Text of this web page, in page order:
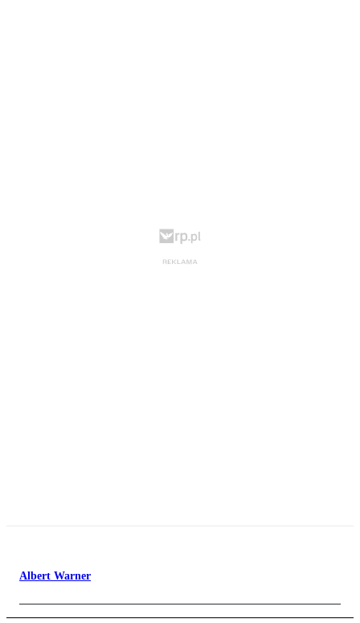
Albert Warner